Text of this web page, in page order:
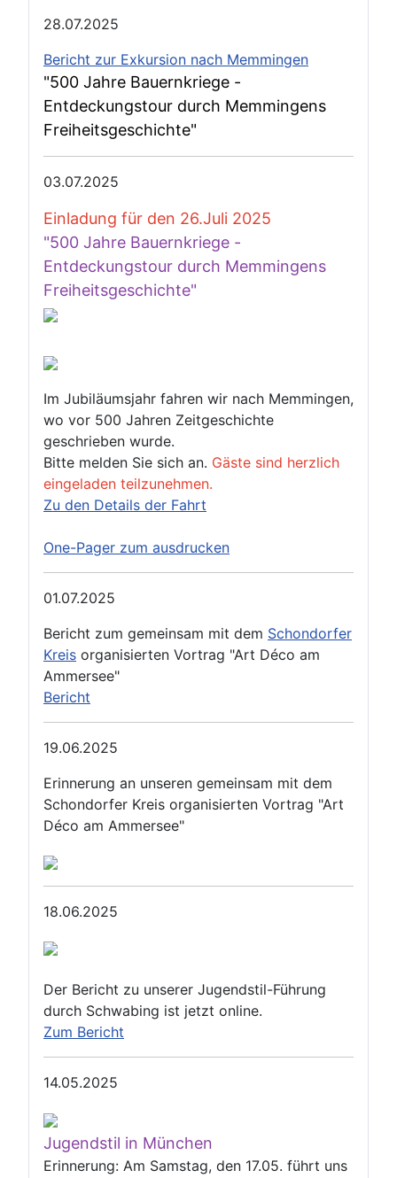
28.07.2025
Bericht zur Exkursion nach Memmingen
"500 Jahre Bauernkriege -
Entdeckungstour durch Memmingens
Freiheitsgeschichte"
03.07.2025
Einladung für den 26.Juli 2025
"500 Jahre Bauernkriege -
Entdeckungstour durch Memmingens
Freiheitsgeschichte"
Im Jubiläumsjahr fahren wir nach Memmingen,
wo vor 500 Jahren Zeitgeschichte
geschrieben wurde.
Bitte melden Sie sich an. Gäste sind herzlich
eingeladen teilzunehmen.
Zu den Details der Fahrt
One-Pager zum ausdrucken
01.07.2025
Bericht zum gemeinsam mit dem Schondorfer
Kreis organisierten Vortrag "Art Déco am
Ammersee"
Bericht
19.06.2025
Erinnerung an unseren gemeinsam mit dem
Schondorfer Kreis organisierten Vortrag "Art
Déco am Ammersee"
18.06.2025
Der Bericht zu unserer Jugendstil-Führung
durch Schwabing ist jetzt online.
Zum Bericht
14.05.2025
Jugendstil in München
Erinnerung: Am Samstag, den 17.05. führt uns